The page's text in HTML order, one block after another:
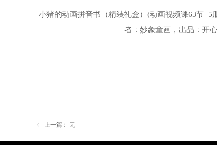
小猪的动画拼音书（精装礼盒）(动画视频课63节
者：妙象童画，出品：开
ꂃ 上一篇： 无